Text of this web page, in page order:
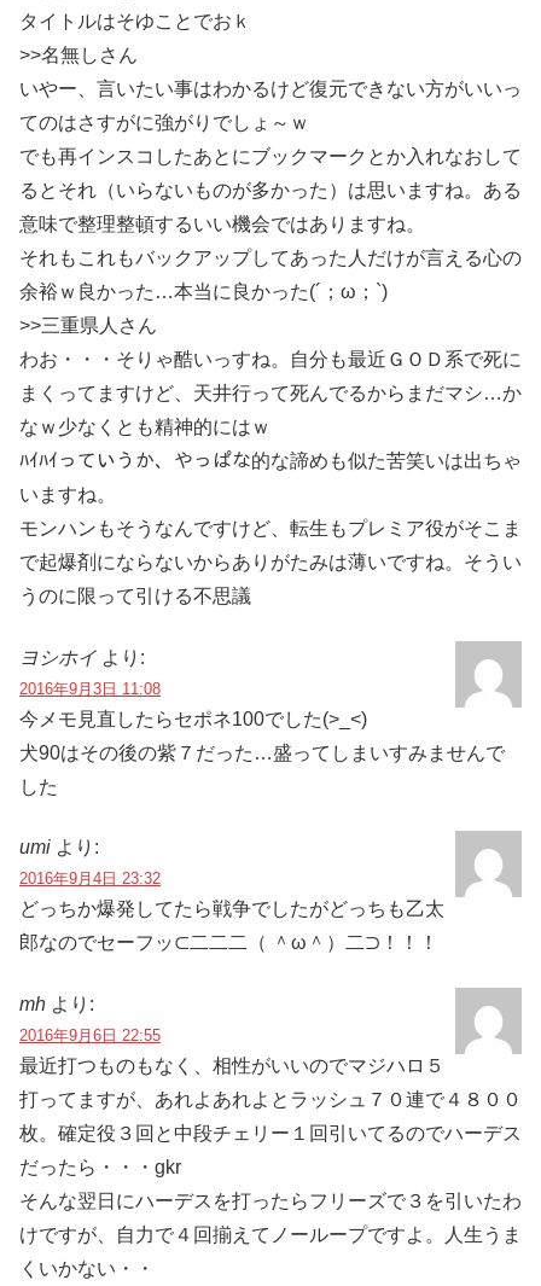
タイトルはそゆことでおｋ
>>名無しさん
いやー、言いたい事はわかるけど復元できない方がいいっ
てのはさすがに強がりでしょ～ｗ
でも再インスコしたあとにブックマークとか入れなおして
るとそれ（いらないものが多かった）は思いますね。ある
意味で整理整頓するいい機会ではありますね。
それもこれもバックアップしてあった人だけが言える心の
余裕ｗ良かった…本当に良かった(´；ω；`)
>>三重県人さん
わお・・・そりゃ酷いっすね。自分も最近ＧＯＤ系で死に
まくってますけど、天井行って死んでるからまだマシ…か
なｗ少なくとも精神的にはｗ
ﾊｲﾊｲっていうか、やっぱな的な諦めも似た苦笑いは出ちゃ
いますね。
モンハンもそうなんですけど、転生もプレミア役がそこま
で起爆剤にならないからありがたみは薄いですね。そうい
うのに限って引ける不思議
ヨシホイ より:
2016年9月3日 11:08
今メモ見直したらセポネ100でした(>_<)
犬90はその後の紫７だった…盛ってしまいすみませんで
した
umi より:
2016年9月4日 23:32
どっちか爆発してたら戦争でしたがどっちも乙太
郎なのでセーフッ⊂二二二（ ＾ω＾）二⊃！！！
mh より:
2016年9月6日 22:55
最近打つものもなく、相性がいいのでマジハロ５
打ってますが、あれよあれよとラッシュ７０連で４８００
枚。確定役３回と中段チェリー１回引いてるのでハーデス
だったら・・・gkr
そんな翌日にハーデスを打ったらフリーズで３を引いたわ
けですが、自力で４回揃えてノーループですよ。人生うま
くいかない・・